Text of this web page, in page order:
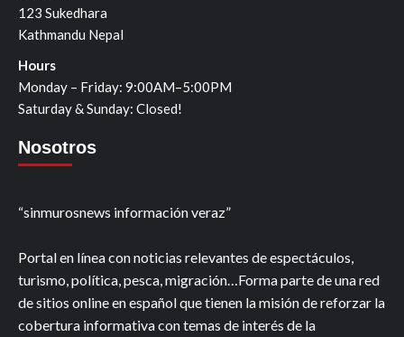
123 Sukedhara
Kathmandu Nepal
Hours
Monday – Friday: 9:00AM–5:00PM
Saturday & Sunday: Closed!
Nosotros
“sinmurosnews información veraz”
Portal en línea con noticias relevantes de espectáculos,
turismo, política, pesca, migración…Forma parte de una red
de sitios online en español que tienen la misión de reforzar la
cobertura informativa con temas de interés de la